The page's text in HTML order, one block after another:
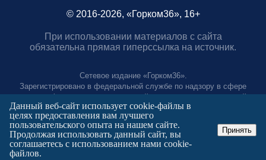
© 2016-2026, «Горком36», 16+
При использовании материалов с сайта
обязательна прямая гиперссылка на источник.
Сетевое издание «Горком36».
Зарегистрировано в федеральной службе по надзору в сфере
связи, информационных технологий и массовых коммуникаций.
Регистрационный номер ЭЛ № ФС77-88966 от 21 января 2025 г.
Учредитель: Муниципальное автономное учреждение "Агентство
городских коммуникаций"
Главный редактор:
Данный веб-сайт использует cookie-файлы в
целях предоставления вам лучшего
пользовательского опыта на нашем сайте.
Продолжая использовать данный сайт, вы
соглашаетесь с использованием нами cookie-
файлов.
Принять